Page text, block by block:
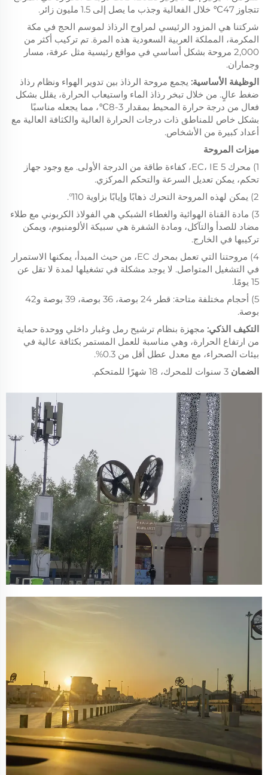
تتجاوز 47℃ خلال الفعالية وجذب ما يصل إلى 1.5 مليون زائر.
شركتنا هي المزود الرئيسي لمراوح الرذاذ لموسم الحج في مكة
المكرمة، المملكة العربية السعودية هذه المرة. تم تركيب أكثر من
2,000 مروحة بشكل أساسي في مواقع رئيسية مثل عرفة، مسار
وجماران.
الوظيفة الأساسية: يجمع مروحة الرذاذ بين تدوير الهواء ونظام رذاذ
ضغط عالٍ. من خلال تبخر رذاذ الماء واستيعاب الحرارة، يقلل بشكل
فعال من درجة حرارة المحيط بمقدار 3-8℃، مما يجعله مناسبًا
بشكل خاص للمناطق ذات درجات الحرارة العالية والكثافة العالية مع
أعداد كبيرة من الأشخاص.
ميزات المروحة
1) محرك EC، IE 5، كفاءة طاقة من الدرجة الأولى. مع وجود جهاز
تحكم، يمكن تعديل السرعة والتحكم المركزي.
2) يمكن لهذه المروحة التحرك ذهابًا وإيابًا بزاوية 110°.
3) مادة القناة الهوائية والغطاء الشبكي هي الفولاذ الكربوني مع طلاء
مضاد للصدأ والتآكل، ومادة الشفرة هي سبيكة الألومنيوم، ويمكن
تركيبها في الخارج.
4) مروحتنا التي تعمل بمحرك EC، من حيث المبدأ، يمكنها الاستمرار
في التشغيل المتواصل. لا يوجد مشكلة في تشغيلها لمدة لا تقل عن
15 يومًا.
5) أحجام مختلفة متاحة: قطر 24 بوصة، 36 بوصة، 39 بوصة و42
بوصة.
التكيف الذكي: مجهزة بنظام ترشيح رمل وغبار داخلي ووحدة حماية
من ارتفاع الحرارة، وهي مناسبة للعمل المستمر بكثافة عالية في
بيئات الصحراء، مع معدل عطل أقل من 0.3%.
الضمان 3 سنوات للمحرك، 18 شهرًا للمتحكم.